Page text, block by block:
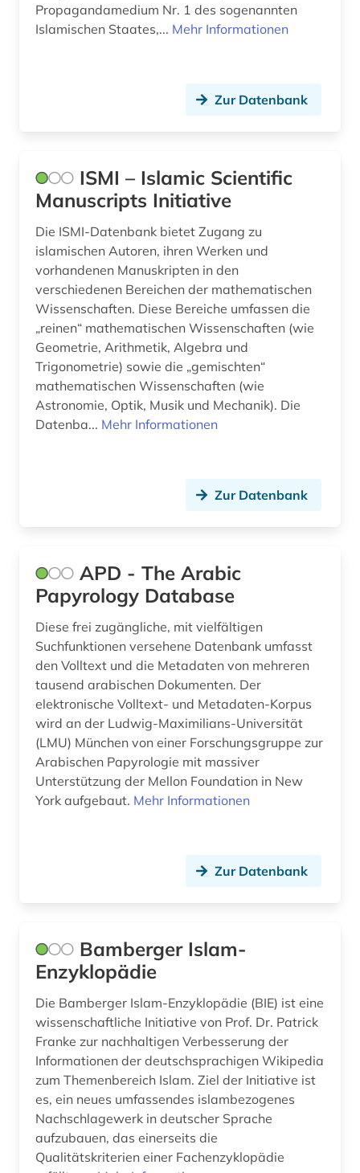
persisch (10)
politiker (1)
politikwissenschaft (1)
politische philosophie (1)
presse (2)
qatar (1)
quelle wörterbuch (1)
rassismus (1)
recht (1)
russland (2)
schwarzafrika (1)
seerecht (1)
sowjetunion (3)
sozialer wandel (1)
sozialphilosophie (1)
sozialwissenschaft (1)
sozialwissenschaften (1)
taliban (2)
terrorismus (1)
theolog (1)
theologie (2)
theologie und religionswissenschaften (1)
togo (1)
tradition (1)
turkologie (8)
Propagandamedium Nr. 1 des sogenannten
Islamischen Staates,... Mehr Informationen
Zur Datenbank
ISMI – Islamic Scientific
Manuscripts Initiative
Die ISMI-Datenbank bietet Zugang zu
islamischen Autoren, ihren Werken und
vorhandenen Manuskripten in den
verschiedenen Bereichen der mathematischen
Wissenschaften. Diese Bereiche umfassen die
„reinen“ mathematischen Wissenschaften (wie
Geometrie, Arithmetik, Algebra und
Trigonometrie) sowie die „gemischten“
mathematischen Wissenschaften (wie
Astronomie, Optik, Musik und Mechanik). Die
Datenba... Mehr Informationen
Zur Datenbank
APD - The Arabic
Papyrology Database
Diese frei zugängliche, mit vielfältigen
Suchfunktionen versehene Datenbank umfasst
den Volltext und die Metadaten von mehreren
tausend arabischen Dokumenten. Der
elektronische Volltext- und Metadaten-Korpus
wird an der Ludwig-Maximilians-Universität
(LMU) München von einer Forschungsgruppe zur
Arabischen Papyrologie mit massiver
Unterstützung der Mellon Foundation in New
York aufgebaut. Mehr Informationen
Zur Datenbank
Bamberger Islam-
Enzyklopädie
Die Bamberger Islam-Enzyklopädie (BIE) ist eine
wissenschaftliche Initiative von Prof. Dr. Patrick
Franke zur nachhaltigen Verbesserung der
Informationen der deutschsprachigen Wikipedia
zum Themenbereich Islam. Ziel der Initiative ist
es, ein neues umfassendes islambezogenes
Nachschlagewerk in deutscher Sprache
aufzubauen, das einerseits die
Qualitätskriterien einer Fachenzyklopädie